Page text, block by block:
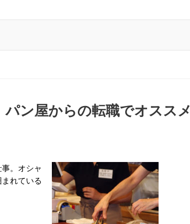
ン屋からの転職でオススメ
。オシャ
れている